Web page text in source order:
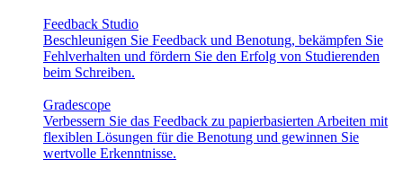
Feedback Studio
Beschleunigen Sie Feedback und Benotung, bekämpfen Sie
Fehlverhalten und fördern Sie den Erfolg von Studierenden
beim Schreiben.
Gradescope
Verbessern Sie das Feedback zu papierbasierten Arbeiten mit
flexiblen Lösungen für die Benotung und gewinnen Sie
wertvolle Erkenntnisse.